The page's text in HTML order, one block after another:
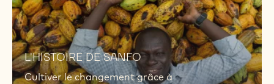
L'HISTOIRE DE SANFO
Cultiver le changement grâce à
LIRE
LA
SUITE